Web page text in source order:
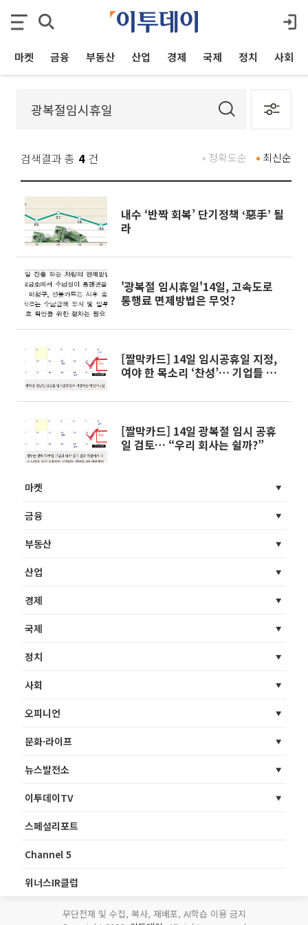
마켓 금융 부동산 산업 경제 국제 정치 사회
검색결과 총 4 건 최신순
정확도순
내수 ‘반짝 회복’ 단기정책 ‘惡手’ 될
라
'광복절 임시휴일'14일, 고속도로
통행료 면제방법은 무엇?
[짤막카드] 14일 임시공휴일 지정,
여야 한 목소리 ‘찬성’… 기업들 동
[짤막카드] 14일 광복절 임시 공휴
일 검토… “우리 회사는 쉴까?”
마켓
금융
부동산
산업
경제
국제
정치
사회
오피니언
문화·라이프
뉴스발전소
이투데이TV
스페셜리포트
Channel 5
위너스IR클럽
무단전재 및 수집, 복사, 재배포, AI학습 이용 금지